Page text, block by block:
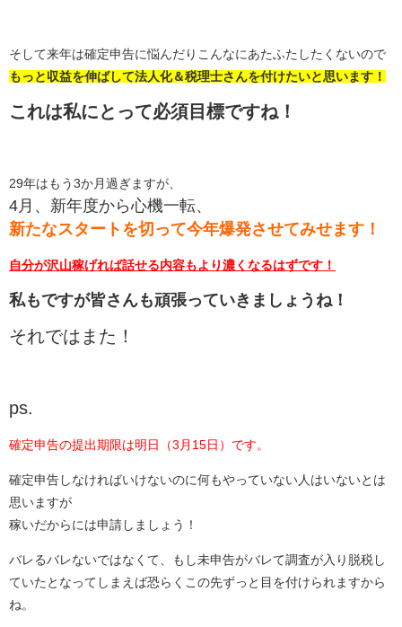
そして来年は確定申告に悩んだりこんなにあたふたしたくないので
もっと収益を伸ばして法人化＆税理士さんを付けたいと思います！
これは私にとって必須目標ですね！
29年はもう3か月過ぎますが、
4月、新年度から心機一転、
新たなスタートを切って今年爆発させてみせます！
自分が沢山稼げれば話せる内容もより濃くなるはずです！
私もですが皆さんも頑張っていきましょうね！
それではまた！
ps.
確定申告の提出期限は明日（3月15日）です。
確定申告しなければいけないのに何もやっていない人はいないとは
思いますが
稼いだからには申請しましょう！
バレるバレないではなくて、もし未申告がバレて調査が入り脱税し
ていたとなってしまえば恐らくこの先ずっと目を付けられますから
ね。